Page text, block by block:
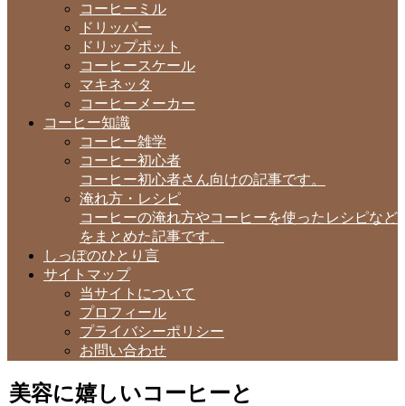
コーヒーミル
ドリッパー
ドリップポット
コーヒースケール
マキネッタ
コーヒーメーカー
コーヒー知識
コーヒー雑学
コーヒー初心者
コーヒー初心者さん向けの記事です。
淹れ方・レシピ
コーヒーの淹れ方やコーヒーを使ったレシピなど
をまとめた記事です。
しっぽのひとり言
サイトマップ
当サイトについて
プロフィール
プライバシーポリシー
お問い合わせ
美容に嬉しいコーヒーと